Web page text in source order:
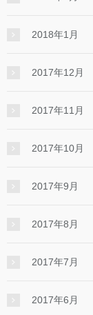
2018年1月
2017年12月
2017年11月
2017年10月
2017年9月
2017年8月
2017年7月
2017年6月